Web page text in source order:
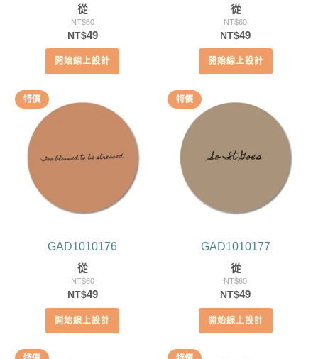
從
NT$60
原
始
價
格：
NT$49目
前
價
格：
開始線上設計
從
NT$60
原
始
價
格：
NT$49目
前
價
格：
開始線上設計
特價
GAD1010176
從
NT$60
原
始
價
格：
NT$49目
前
價
格：
開始線上設計
特價
GAD1010177
從
NT$60
原
始
價
格：
NT$49目
前
價
格：
開始線上設計